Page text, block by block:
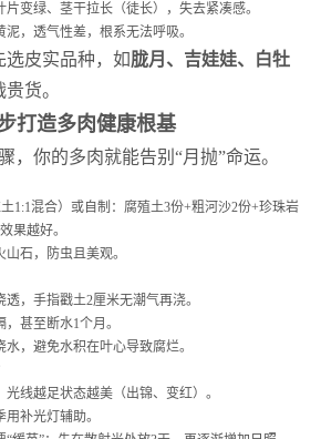
片变绿、茎干拉长（徒长），失去紧凑感。
泥，透气性差，根系无法呼吸。
选皮实品种，如胧月、吉娃娃、白牡
货。
打造多肉健康根基
，你的多肉就能告别“月抛”命运。
1:1混合）或自制：腐殖土3份+粗河沙2份+珍珠岩
果越好。
石，防虫且美观。
，手指戳土2厘米无潮气再浇。
甚至断水1个月。
，避免水积在叶心导致腐烂。
线越足状态越美（出锦、变红）。
补光灯辅助。